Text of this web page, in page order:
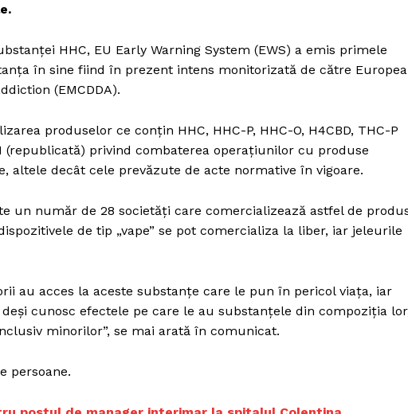
HHC, EU Early Warning System (EWS) a emis primele
în sine fiind în prezent intens monitorizată de către
(EMCDDA).
produselor ce conţin HHC, HHC-P, HHC-O, H4CBD, THC-P
(republicată) privind combaterea operațiunilor cu produse
altele decât cele prevăzute de acte normative în vigoare.
un număr de 28 societăți care comercializează astfel de
de tip „vape” se pot comercializa la liber, iar jeleurile
au acces la aceste substanțe care le pun în pericol viața, iar
cunosc efectele pe care le au substanțele din compoziția
minorilor”, se mai arată în comunicat.
persoane.